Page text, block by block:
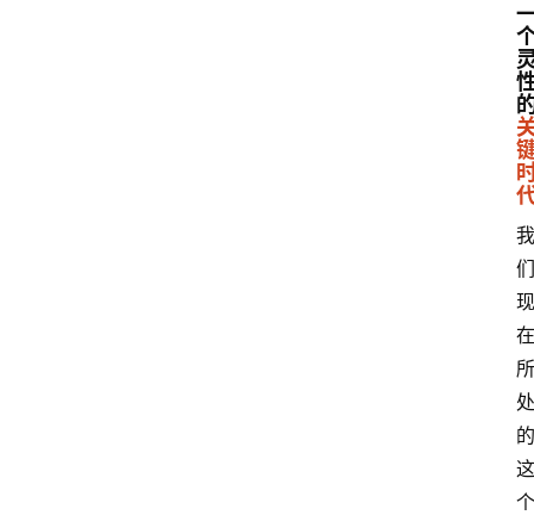
我
们
现
在
所
处
的
这
个